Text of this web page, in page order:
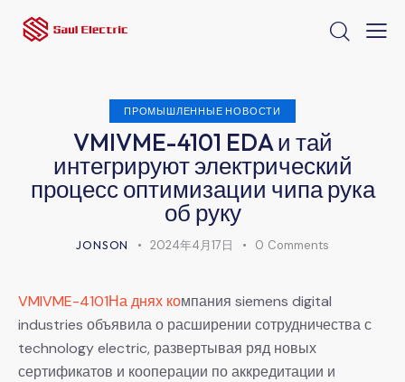
ПРОМЫШЛЕННЫЕ НОВОСТИ
VMIVME-4101 EDA и тай
интегрируют электрический
процесс оптимизации чипа рука
об руку
JONSON 2024年4月17日 0 Comments
VMIVME-4101На днях компания siemens digital
industries объявила о расширении сотрудничества с
technology electric, развертывая ряд новых
сертификатов и кооперации по аккредитации и